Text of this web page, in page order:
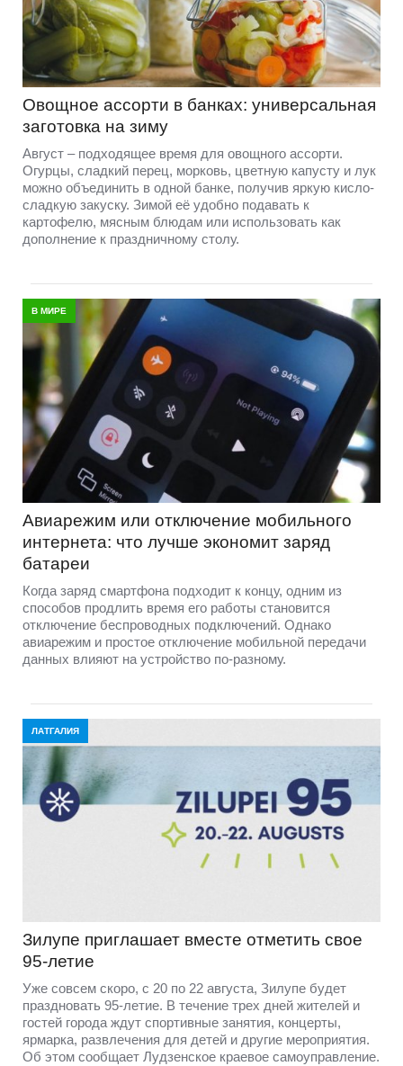
Овощное ассорти в банках: универсальная
заготовка на зиму
Август – подходящее время для овощного ассорти.
Огурцы, сладкий перец, морковь, цветную капусту и лук
можно объединить в одной банке, получив яркую кисло-
сладкую закуску. Зимой её удобно подавать к
картофелю, мясным блюдам или использовать как
дополнение к праздничному столу.
В МИРЕ
Авиарежим или отключение мобильного
интернета: что лучше экономит заряд
батареи
Когда заряд смартфона подходит к концу, одним из
способов продлить время его работы становится
отключение беспроводных подключений. Однако
авиарежим и простое отключение мобильной передачи
данных влияют на устройство по-разному.
ЛАТГАЛИЯ
Зилупе приглашает вместе отметить свое
95-летие
Уже совсем скоро, с 20 по 22 августа, Зилупе будет
праздновать 95-летие. В течение трех дней жителей и
гостей города ждут спортивные занятия, концерты,
ярмарка, развлечения для детей и другие мероприятия.
Об этом сообщает Лудзенское краевое самоуправление.